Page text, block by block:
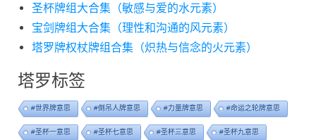
圣杯牌组大合集（敏感与爱的水元素）
宝剑牌组大合集（理性和沟通的风元素）
塔罗牌权杖牌组合集（炽热与信念的火元素）
塔罗标签
#世界牌意思 #倒吊人牌意思 #力量牌意思 #命运之轮牌意思
#圣杯一意思 #圣杯七意思 #圣杯三意思 #圣杯九意思